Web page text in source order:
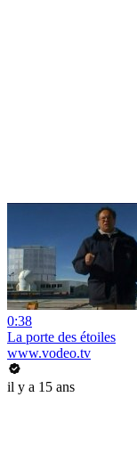
0:38
La porte des étoiles
www.vodeo.tv
il y a 15 ans